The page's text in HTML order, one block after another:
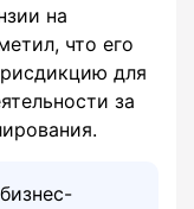
на
что его
для
за